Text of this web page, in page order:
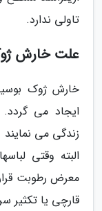
تاولی ندارد.
علت خارش
خارش ژوک
ایجاد می
زندگی می
البته وقتی
معرض رطوبت
قارچی یا تکثیر